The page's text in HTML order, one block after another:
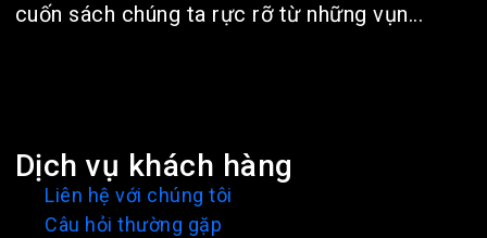
cuốn sách chúng ta rực rỡ từ những vụn...
Dịch vụ khách hàng
Liên hệ với chúng tôi
Câu hỏi thường gặp